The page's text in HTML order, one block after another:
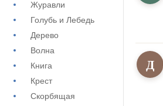
Журавли
Голубь и Лебедь
Дерево
Волна
Книга
Крест
Скорбящая
Д